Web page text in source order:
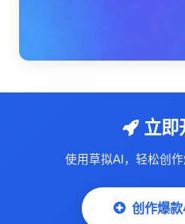
立即
使用草拟AI，轻松创
创作爆